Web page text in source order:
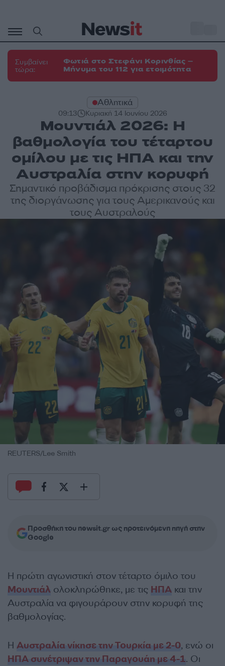
περιεχόμενο
Συμβαίνει
τώρα:
Φωτιά στο Στεφάνι Κορινθίας –
Μήνυμα του 112 για ετοιμότητα
Αθλητικά
09:13 Κυριακή 14 Ιουνίου 2026
Μουντιάλ 2026: Η
βαθμολογία του τέταρτου
ομίλου με τις ΗΠΑ και την
Αυστραλία στην κορυφή
Σημαντικό προβάδισμα πρόκρισης στους 32
της διοργάνωσης για τους Αμερικανούς και
τους Αυστραλούς
REUTERS/Lee Smith
Προσθήκη του newsit.gr ως προτεινόμενη πηγή στην
Google
Η πρώτη αγωνιστική στον τέταρτο όμιλο του
Μουντιάλ ολοκληρώθηκε, με τις ΗΠΑ και την
Αυστραλία να φιγουράρουν στην κορυφή της
βαθμολογίας.
Η Αυστραλία νίκησε την Τουρκία με 2-0, ενώ οι
ΗΠΑ συνέτριψαν την Παραγουάη με 4-1. Οι